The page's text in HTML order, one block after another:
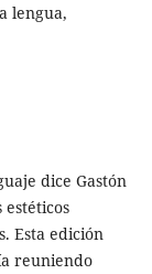
lengua,
dice Gastón
Esta edición
reuniendo